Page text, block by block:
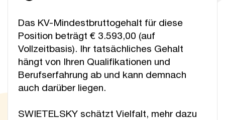
Das KV-Mindestbruttogehalt für diese
Position beträgt € 3.593,00 (auf
Vollzeitbasis). Ihr tatsächliches Gehalt
hängt von Ihren Qualifikationen und
Berufserfahrung ab und kann demnach
auch darüber liegen.
SWIETELSKY schätzt Vielfalt, mehr dazu